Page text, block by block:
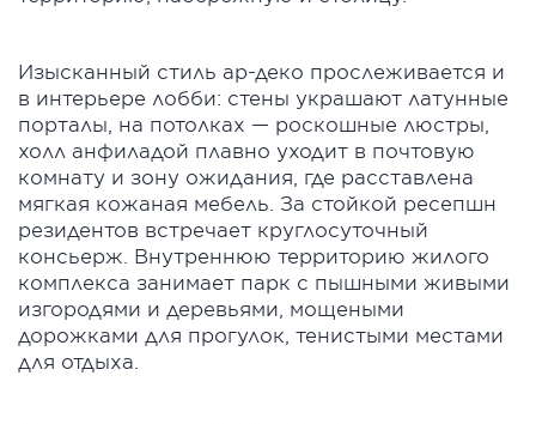
Изысканный стиль ар-деко прослеживается и
в интерьере лобби: стены украшают латунные
порталы, на потолках — роскошные люстры,
холл анфиладой плавно уходит в почтовую
комнату и зону ожидания, где расставлена
мягкая кожаная мебель. За стойкой ресепшн
резидентов встречает круглосуточный
консьерж. Внутреннюю территорию жилого
комплекса занимает парк с пышными живыми
изгородями и деревьями, мощеными
дорожками для прогулок, тенистыми местами
для отдыха.